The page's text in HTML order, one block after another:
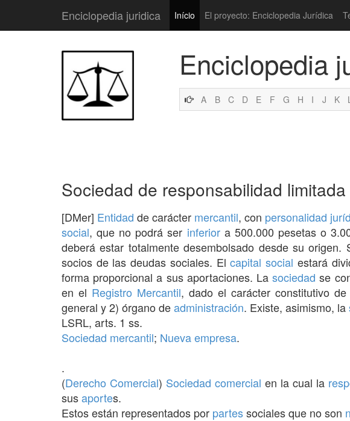
Enciclopedia juridica Início El proyecto: Enciclopedia Jurídica
Enciclopedia
A B C D E F G H I J K
Sociedad de responsabilidad limitada
[DMer] Entidad de carácter mercantil, con personalidad
social, que no podrá ser inferiora 500.000 pesetas o
deberá estar totalmente desembolsado desde su origen.
socios de las deudas sociales. Elcapital social estará
forma proporcional a sus aportaciones. Lasociedad se
en el Registro Mercantil, dado el carácter constitutivo
general y 2) órgano deadministración. Existe, asimismo, la
LSRL, arts. 1 ss.
Sociedad mercantil; Nueva empresa.
.
(Derecho Comercial) Sociedad comercial en la cual la
susaportes.
Estos están representados por partessociales que no son